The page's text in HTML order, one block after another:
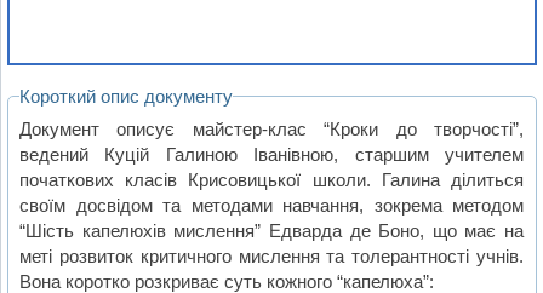
Короткий опис документу
Документ описує майстер-клас “Кроки до творчості”,
ведений Куцій Галиною Іванівною, старшим учителем
початкових класів Крисовицької школи. Галина ділиться
своїм досвідом та методами навчання, зокрема методом
“Шість капелюхів мислення” Едварда де Боно, що має на
меті розвиток критичного мислення та толерантності учнів.
Вона коротко розкриває суть кожного “капелюха”: